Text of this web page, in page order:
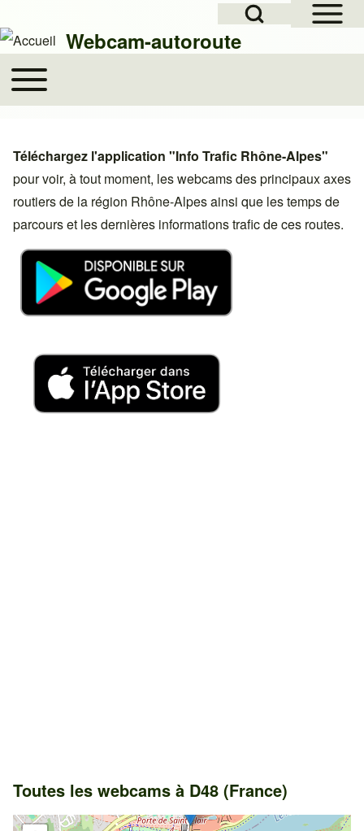
Close search
Rechercher
Webcam-autoroute
Main navigation
Toggle main menu
Téléchargez l'application "Info Trafic Rhône-Alpes"
pour voir, à tout moment, les webcams des principaux axes
routiers de la région Rhône-Alpes ainsi que les temps de
parcours et les dernières informations trafic de ces routes.
Toutes les webcams à D48 (France)